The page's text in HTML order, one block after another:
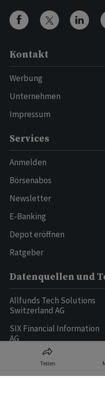
Teilen
Kontakt
Werbung
Unternehmen
Impressum
Services
Anmelden
Börsenabos
Newsletter
E-Banking
Depot eröffnen
Ratgeber
Datenquellen und
Allfunds Tech Solutions
Switzerland AG
SIX Financial Information
AG
Ringier AG | Ringier